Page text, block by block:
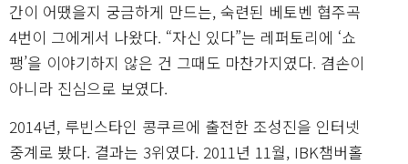
간이 어땠을지 궁금하게 만드는, 숙련된 베토벤 협주곡
4번이 그에게서 나왔다. “자신 있다”는 레퍼토리에 ‘쇼
팽’을 이야기하지 않은 건 그때도 마찬가지였다. 겸손이
아니라 진심으로 보였다.
2014년, 루빈스타인 콩쿠르에 출전한 조성진을 인터넷
중계로 봤다. 결과는 3위였다. 2011년 11월, IBK챔버홀